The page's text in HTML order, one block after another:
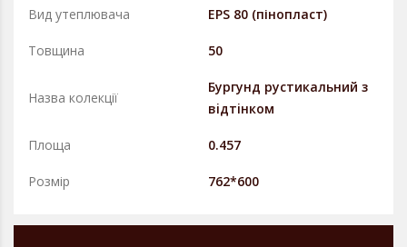
Вид утеплювача EPS 80 (пінопласт)
Товщина 50
Назва колекції
Бургунд рустикальний з
вiдтiнком
Площа 0.457
Розмір 762*600